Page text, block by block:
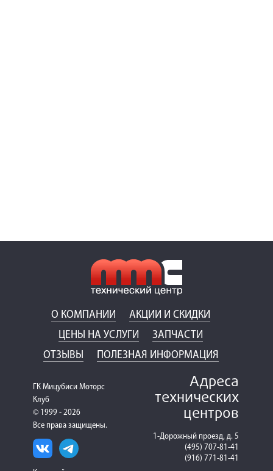
О КОМПАНИИ
АКЦИИ И СКИДКИ
ЦЕНЫ НА УСЛУГИ
ЗАПЧАСТИ
ОТЗЫВЫ
ПОЛЕЗНАЯ ИНФОРМАЦИЯ
ГК Мицубиси Моторс
Клуб
© 1999 - 2026
Все права защищены.
Адреса
технических
центров
1-Дорожный проезд, д. 5
(495) 707-81-41
(916) 771-81-41